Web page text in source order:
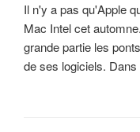
Il n'y a pas qu'Apple
Mac Intel cet
grande partie les
de ses logiciels. Dans